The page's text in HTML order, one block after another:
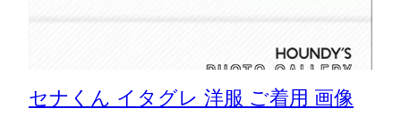
セナくん イタグレ 洋服 ご着用 画像